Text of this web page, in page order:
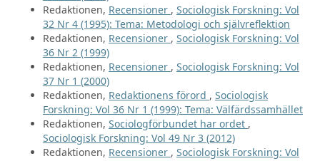
Redaktionen, Recensioner , Sociologisk Forskning: Vol
32 Nr 4 (1995): Tema: Metodologi och självreflektion
Redaktionen, Recensioner , Sociologisk Forskning: Vol
36 Nr 2 (1999)
Redaktionen, Recensioner , Sociologisk Forskning: Vol
37 Nr 1 (2000)
Redaktionen, Redaktionens förord , Sociologisk
Forskning: Vol 36 Nr 1 (1999): Tema: Välfärdssamhället
Redaktionen, Sociologförbundet har ordet ,
Sociologisk Forskning: Vol 49 Nr 3 (2012)
Redaktionen, Recensioner , Sociologisk Forskning: Vol